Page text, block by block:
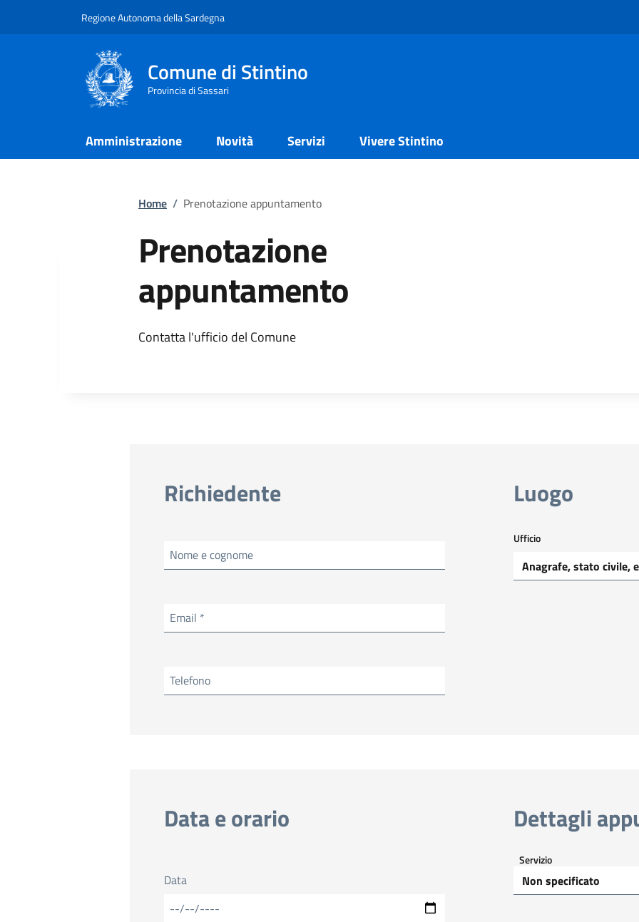
Regione Autonoma della Sardegna
Comune di Stintino
Provincia di Sassari
Amministrazione Novità Servizi Vivere Stintino
Home / Prenotazione appuntamento
Prenotazione
appuntamento
Contatta l'ufficio del Comune
Richiedente
Nome e cognome
Email *
Telefono
Luogo
Ufficio
Data e orario
Data
Dettagli
Servizio